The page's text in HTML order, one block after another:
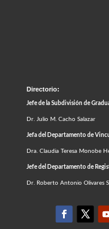
Directorio:
Jefe de la Subdivisión de
Dr. Julio M. Cacho Salazar
Jefa del Departamento de
Dra. Claudia Teresa Monobe
Jefe del Departamento de
Dr. Roberto Antonio Olivares